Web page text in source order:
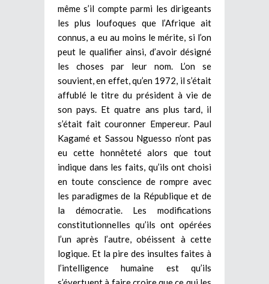
même s’il compte parmi les dirigeants
les plus loufoques que l’Afrique ait
connus, a eu au moins le mérite, si l’on
peut le qualifier ainsi, d’avoir désigné
les choses par leur nom. L’on se
souvient, en effet, qu’en 1972, il s’était
affublé le titre du président à vie de
son pays. Et quatre ans plus tard, il
s’était fait couronner Empereur. Paul
Kagamé et Sassou Nguesso n’ont pas
eu cette honnêteté alors que tout
indique dans les faits, qu’ils ont choisi
en toute conscience de rompre avec
les paradigmes de la République et de
la démocratie. Les modifications
constitutionnelles qu’ils ont opérées
l’un après l’autre, obéissent à cette
logique. Et la pire des insultes faites à
l’intelligence humaine est qu’ils